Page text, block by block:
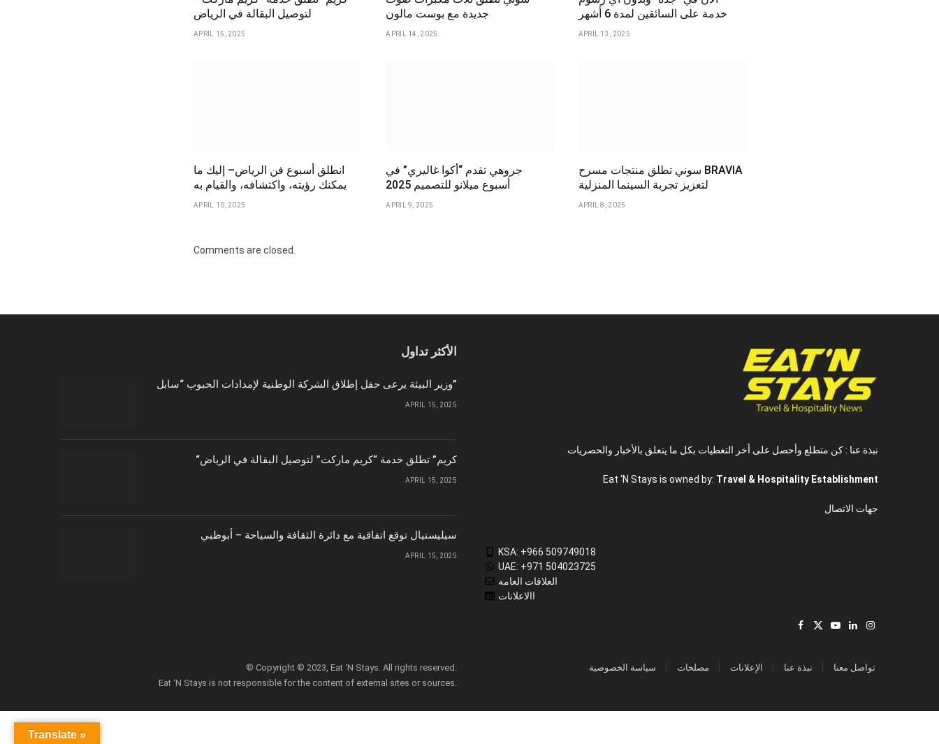
لتوصيل البقالة في الرياض
APRIL 15, 2025
جديدة مع بوست مالون
APRIL 14, 2025
خدمة على السائقين لمدة 6 أشهر
APRIL 13, 2025
انطلق أسبوع فن الرياض– إليك ما
يمكنك رؤيته، واكتشافه، والقيام به
APRIL 10, 2025
جروهي تقدم “أكوا غاليري” في
أسبوع ميلانو للتصميم 2025
APRIL 9, 2025
سوني تطلق منتجات مسرح BRAVIA
لتعزيز تجربة السينما المنزلية
APRIL 8, 2025
Comments are closed.
Translate »
الأكثر تداول
وزير البيئة يرعى حفل إطلاق الشركة الوطنية لإمدادات الحبوب “سابل”
APRIL 15, 2025
“كريم” تطلق خدمة “كريم ماركت” لتوصيل البقالة في الرياض
APRIL 15, 2025
سيليستيال توقع اتفاقية مع دائرة الثقافة والسياحة – أبوظبي
APRIL 15, 2025
نبذة عنا : كن متطلع وأحصل على أخر التغطيات بكل ما يتعلق بالأخبار والحصريات
Eat ‘N Stays is owned by: Travel & Hospitality Establishment
جهات الاتصال
KSA: +966 509749018
UAE: +971 504023725
العلاقات العامه
االاعلانات
Facebook
X
YouTube
LinkedInInstagram
© Copyright © 2023, Eat ‘N Stays. All rights reserved.
Eat ‘N Stays is not responsible for the content of external sites or sources.
سياسة الخصوصية مصلحات الإعلانات نبذة عنا تواصل معنا